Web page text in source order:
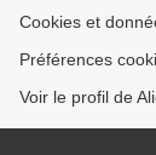
Cookies et
Préférences
Voir le profil de